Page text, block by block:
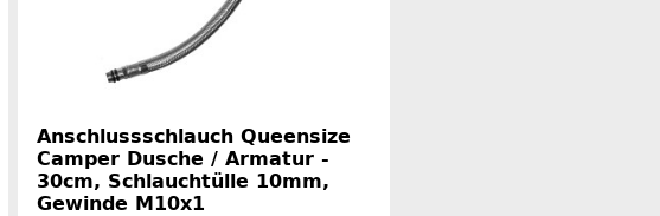
Anschlussschlauch Queensize
Camper Dusche / Armatur -
30cm, Schlauchtülle 10mm,
Gewinde M10x1